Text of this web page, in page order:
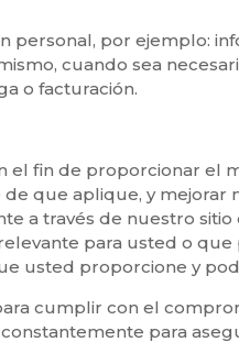
personal, por ejemplo:
cuando sea
o facturación.
el fin de proporcionar el
que aplique, y
a través de nuestro
para usted o
usted proporcione y
cumplir con el
para